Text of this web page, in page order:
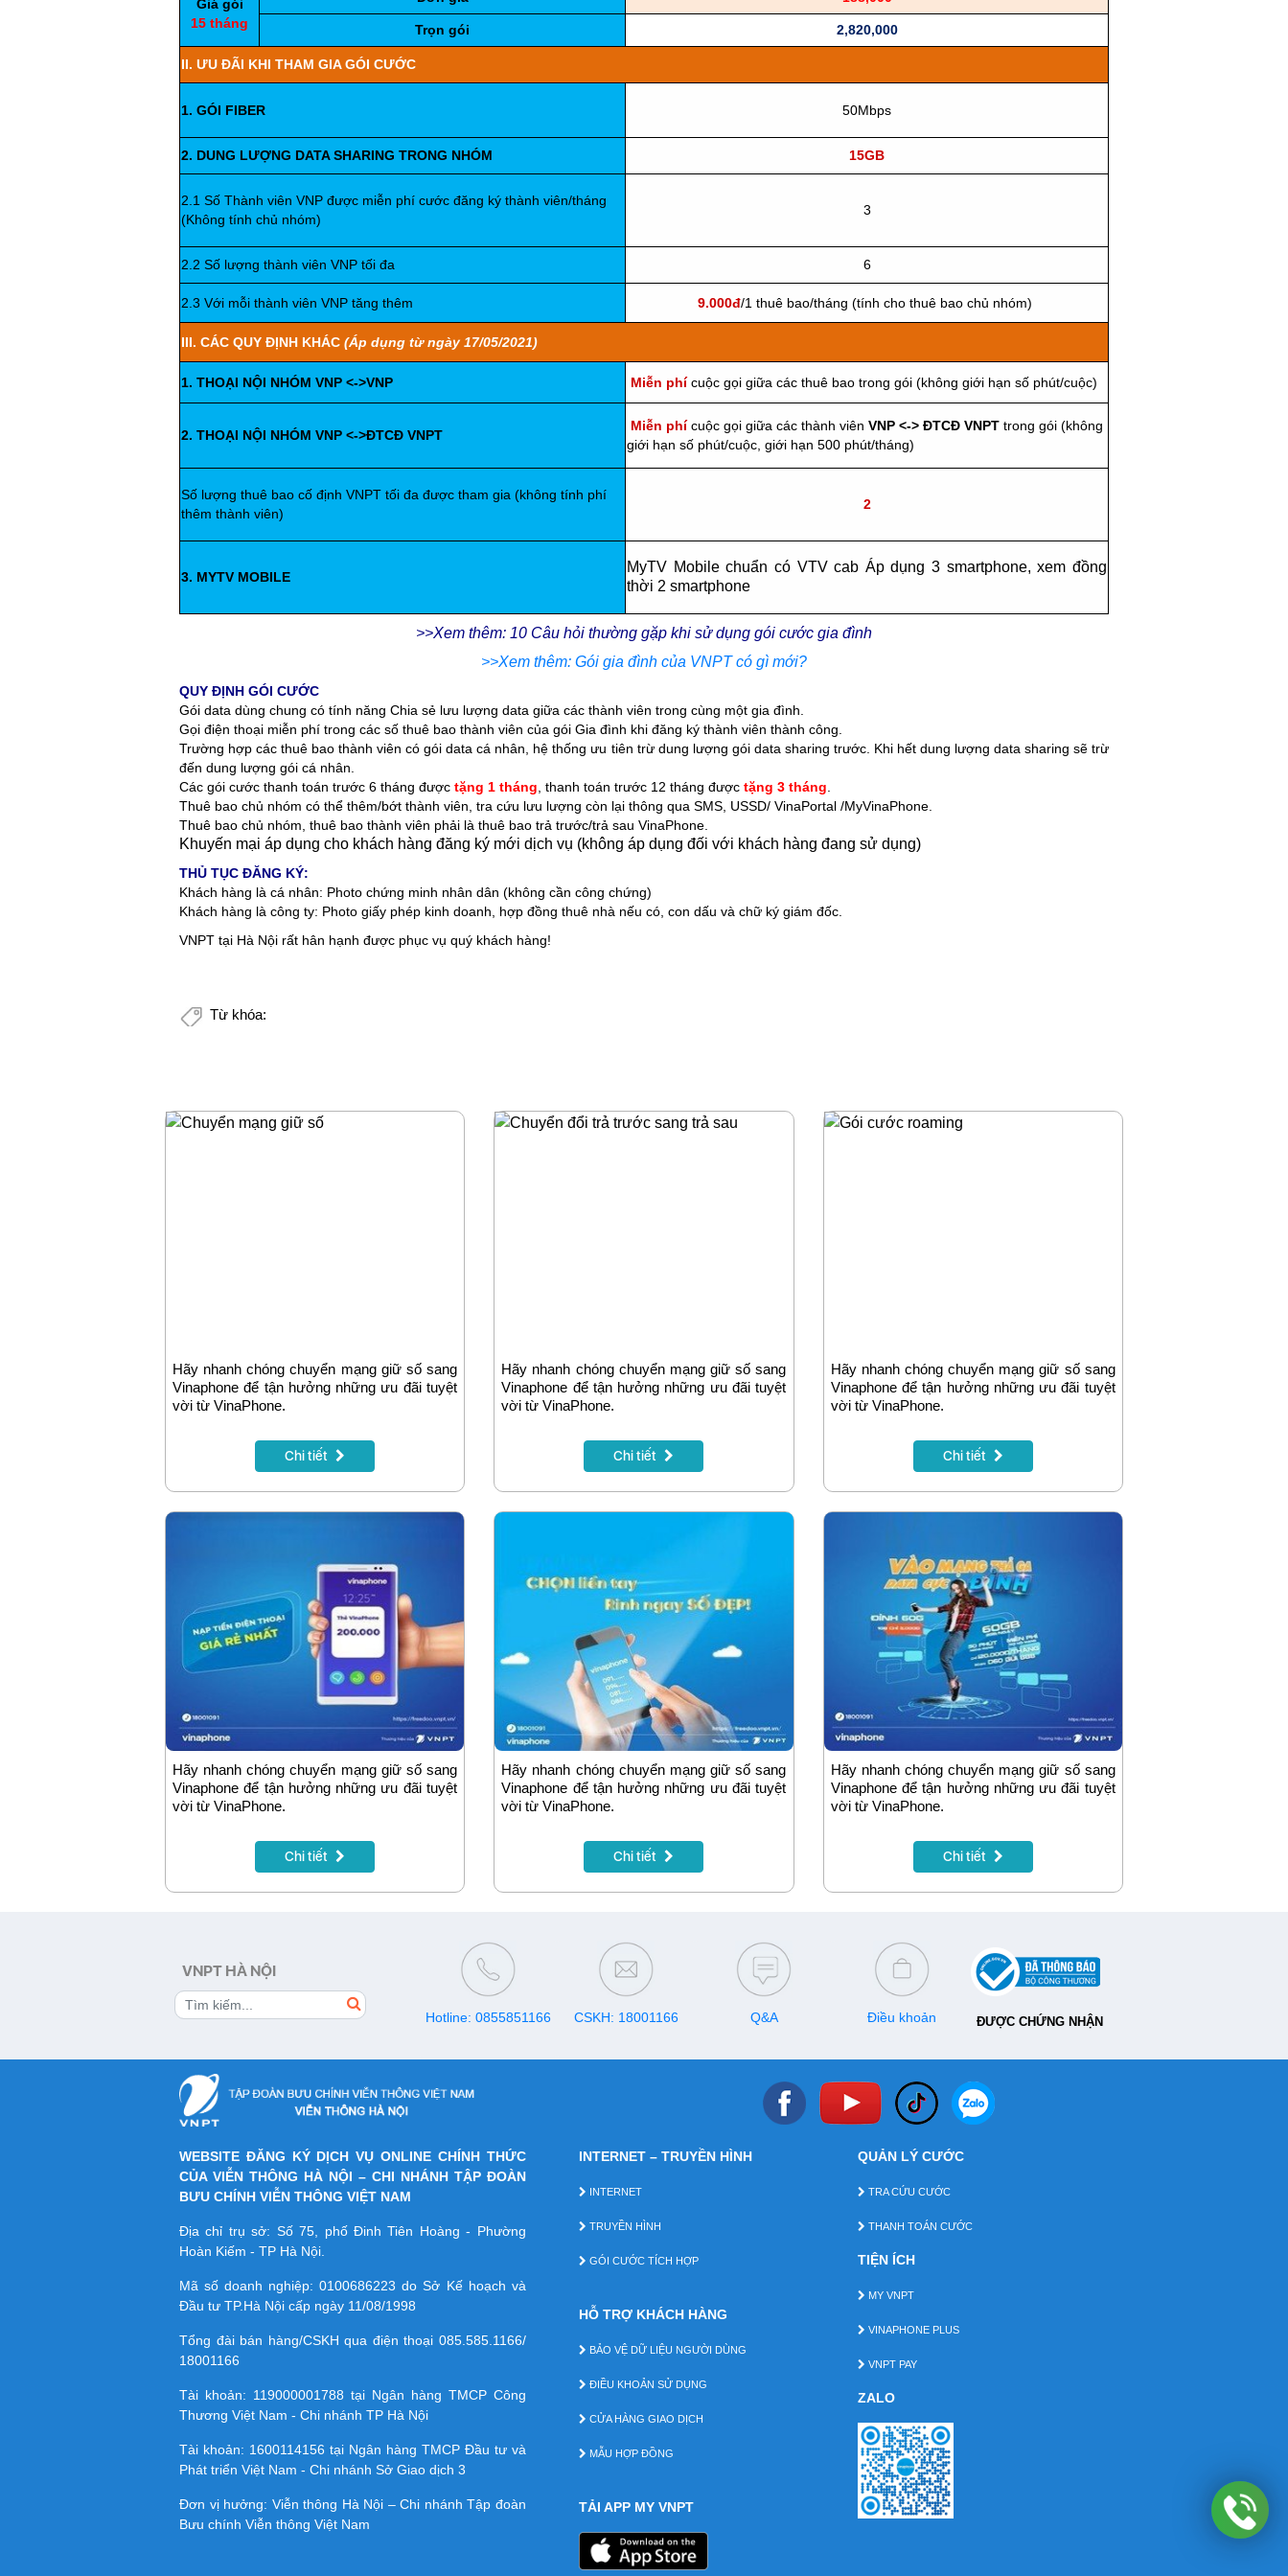
Giá gói
15 tháng
Trọn gói 2,820,000
II. ƯU ĐÃI KHI THAM GIA GÓI CƯỚC
1. GÓI FIBER 50Mbps
2. DUNG LƯỢNG DATA SHARING TRONG NHÓM 15GB
2.1 Số Thành viên VNP được miễn phí cước đăng ký thành viên/tháng
(Không tính chủ nhóm)
3
2.2 Số lượng thành viên VNP tối đa 6
2.3 Với mỗi thành viên VNP tăng thêm 9.000đ/1 thuê bao/tháng (tính cho thuê bao chủ nhóm)
III. CÁC QUY ĐỊNH KHÁC (Áp dụng từ ngày 17/05/2021)
1. THOẠI NỘI NHÓM VNP <->VNP Miễn phícuộc gọi giữa các thuê bao trong gói (không giới hạn số phút/cuộc)
2. THOẠI NỘI NHÓM VNP <->ĐTCĐ VNPT
Miễn phícuộc gọi giữa các thành viên VNP <-> ĐTCĐ VNPT trong gói (không
giới hạn số phút/cuộc, giới hạn 500 phút/tháng)
Số lượng thuê bao cố định VNPT tối đa được tham gia (không tính phí
thêm thành viên)
2
3. MYTV MOBILE
MyTV Mobile chuẩn có VTV cab Áp dụng 3 smartphone, xem đồng
thời 2 smartphone
>>Xem thêm: 10 Câu hỏi thường gặp khi sử dụng gói cước gia đình
>>Xem thêm: Gói gia đình của VNPT có gì mới?
QUY ĐỊNH GÓI CƯỚC
Gói data dùng chung có tính năng Chia sẻ lưu lượng data giữa các thành viên trong cùng một gia đình.
Gọi điện thoại miễn phí trong các số thuê bao thành viên của gói Gia đình khi đăng ký thành viên thành công.
Trường hợp các thuê bao thành viên có gói data cá nhân, hệ thống ưu tiên trừ dung lượng gói data sharing trước. Khi hết dung lượng data sharing sẽ trừ
đến dung lượng gói cá nhân.
Các gói cước thanh toán trước 6 tháng được tặng 1 tháng , thanh toán trước 12 tháng được tặng 3 tháng
Thuê bao chủ nhóm có thể thêm/bớt thành viên, tra cứu lưu lượng còn lại thông qua SMS, USSD/ VinaPortal /MyVinaPhone.
Thuê bao chủ nhóm, thuê bao thành viên phải là thuê bao trả trước/trả sau VinaPhone.
Khuyến mại áp dụng cho khách hàng đăng ký mới dịch vụ (không áp dụng đối với khách hàng đang sử dụng)
THỦ TỤC ĐĂNG KÝ:
Khách hàng là cá nhân: Photo chứng minh nhân dân (không cần công chứng)
Khách hàng là công ty: Photo giấy phép kinh doanh, hợp đồng thuê nhà nếu có, con dấu và chữ ký giám đốc.
VNPT tại Hà Nội rất hân hạnh được phục vụ quý khách hàng!
Từ khóa:
Hãy nhanh chóng chuyển mạng giữ số sang
Vinaphone để tận hưởng những ưu đãi tuyệt
vời từ VinaPhone.
Chi tiết
Hãy nhanh chóng chuyển mạng giữ số sang
Vinaphone để tận hưởng những ưu đãi tuyệt
vời từ VinaPhone.
Chi tiết
Hãy nhanh chóng chuyển mạng giữ số sang
Vinaphone để tận hưởng những ưu đãi tuyệt
vời từ VinaPhone.
Chi tiết
Hãy nhanh chóng chuyển mạng giữ số sang
Vinaphone để tận hưởng những ưu đãi tuyệt
vời từ VinaPhone.
Chi tiết
Hãy nhanh chóng chuyển mạng giữ số sang
Vinaphone để tận hưởng những ưu đãi tuyệt
vời từ VinaPhone.
Chi tiết
Hãy nhanh chóng chuyển mạng giữ số sang
Vinaphone để tận hưởng những ưu đãi tuyệt
vời từ VinaPhone.
Chi tiết
VNPT HÀ NỘI
Hotline: 0855851166 CSKH: 18001166 Q&A Điều khoản ĐƯỢC CHỨNG NHẬN
WEBSITE ĐĂNG KÝ DỊCH VỤ ONLINE CHÍNH THỨC
CỦA VIỄN THÔNG HÀ NỘI – CHI NHÁNH TẬP ĐOÀN
BƯU CHÍNH VIỄN THÔNG VIỆT NAM
Địa chỉ trụ sở: Số 75, phố Đinh Tiên Hoàng - Phường
Hoàn Kiếm - TP Hà Nội.
Mã số doanh nghiệp:0100686223 do Sở Kế hoạch và
Đầu tư TP.Hà Nội cấp ngày 11/08/1998
Tổng đài bán hàng/CSKH qua điện thoại 085.585.1166/
18001166
Tài khoản: 119000001788 tại Ngân hàng TMCP Công
Thương Việt Nam - Chi nhánh TP Hà Nội
Tài khoản: 1600114156 tại Ngân hàng TMCP Ðầu tư và
Phát triển Việt Nam - Chi nhánh Sở Giao dịch 3
Đơn vị hưởng: Viễn thông Hà Nội – Chi nhánh Tập đoàn
Bưu chính Viễn thông Việt Nam
INTERNET – TRUYỀN HÌNH
INTERNET
TRUYỀN HÌNH
GÓI CƯỚC TÍCH HỢP
HỖ TRỢ KHÁCH HÀNG
BẢO VỆ DỮ LIỆU NGƯỜI DÙNG
ĐIỀU KHOẢN SỬ DỤNG
CỬA HÀNG GIAO DỊCH
MẪU HỢP ĐỒNG
TẢI APP MY VNPT
QUẢN LÝ CƯỚC
TRA CỨU CƯỚC
THANH TOÁN CƯỚC
TIỆN ÍCH
MY VNPT
VINAPHONE PLUS
VNPT PAY
ZALO